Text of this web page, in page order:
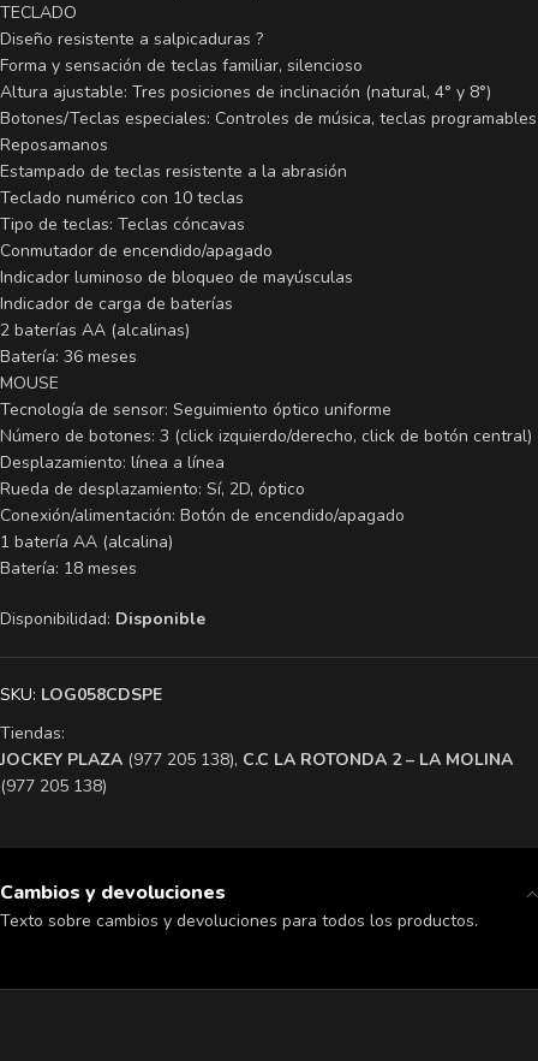
TECLADO
Diseño resistente a salpicaduras ?
Forma y sensación de teclas familiar, silencioso
Altura ajustable: Tres posiciones de inclinación (natural, 4° y 8°)
Botones/Teclas especiales: Controles de música, teclas programables
Reposamanos
Estampado de teclas resistente a la abrasión
Teclado numérico con 10 teclas
Tipo de teclas: Teclas cóncavas
Conmutador de encendido/apagado
Indicador luminoso de bloqueo de mayúsculas
Indicador de carga de baterías
2 baterías AA (alcalinas)
Batería: 36 meses
MOUSE
Tecnología de sensor: Seguimiento óptico uniforme
Número de botones: 3 (click izquierdo/derecho, click de botón central)
Desplazamiento: línea a línea
Rueda de desplazamiento: Sí, 2D, óptico
Conexión/alimentación: Botón de encendido/apagado
1 batería AA (alcalina)
Batería: 18 meses
Disponibilidad: Disponible
SKU: LOG058CDSPE
Tiendas:
​JOCKEY PLAZA (977 205 138), ​C.C LA ROTONDA 2 – LA MOLINA
(977 205 138)
Cambios y devoluciones
Texto sobre cambios y devoluciones para todos los productos.